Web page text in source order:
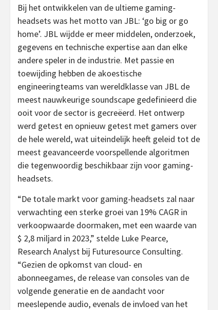
Bij het ontwikkelen van de ultieme gaming-
headsets was het motto van JBL: ‘go big or go
home’. JBL wijdde er meer middelen, onderzoek,
gegevens en technische expertise aan dan elke
andere speler in de industrie. Met passie en
toewijding hebben de akoestische
engineeringteams van wereldklasse van JBL de
meest nauwkeurige soundscape gedefinieerd die
ooit voor de sector is gecreëerd. Het ontwerp
werd getest en opnieuw getest met gamers over
de hele wereld, wat uiteindelijk heeft geleid tot de
meest geavanceerde voorspellende algoritmen
die tegenwoordig beschikbaar zijn voor gaming-
headsets.
“De totale markt voor gaming-headsets zal naar
verwachting een sterke groei van 19% CAGR in
verkoopwaarde doormaken, met een waarde van
$ 2,8 miljard in 2023,” stelde Luke Pearce,
Research Analyst bij Futuresource Consulting.
“Gezien de opkomst van cloud- en
abonneegames, de release van consoles van de
volgende generatie en de aandacht voor
meeslepende audio, evenals de invloed van het